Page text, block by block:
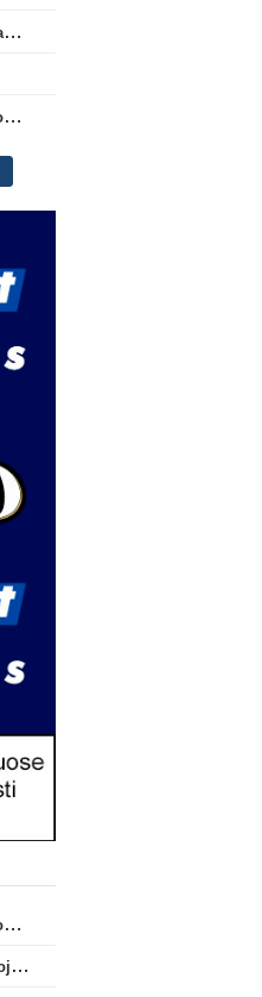
Rodri apsisprendė dėl naujos komandos
A. Skerla: „Ne tik gynėmės – norėjome atakuoti“
A. Skerla: „Ne tik gynėmės – norėjome atakuoti“
Lietuvos klubų pasirodymai Europoje: patirti pralaimėjimai Kroatijos atstovams